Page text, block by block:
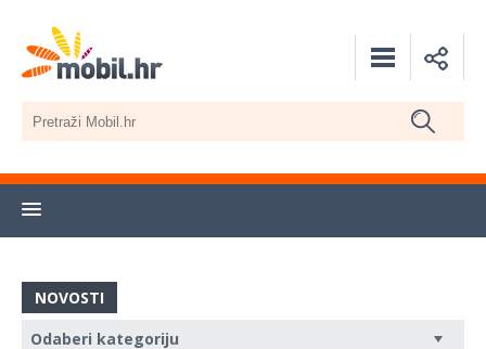
NOVOSTI